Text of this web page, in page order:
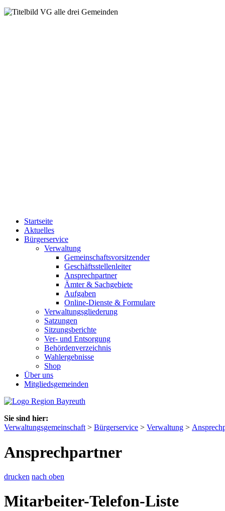
Startseite
Aktuelles
Bürgerservice
Verwaltung
Gemeinschaftsvorsitzender
Geschäftsstellenleiter
Ansprechpartner
Ämter & Sachgebiete
Aufgaben
Online-Dienste & Formulare
Verwaltungsgliederung
Satzungen
Sitzungsberichte
Ver- und Entsorgung
Behördenverzeichnis
Wahlergebnisse
Shop
Über uns
Mitgliedsgemeinden
Sie sind hier:
Verwaltungsgemeinschaft > Bürgerservice > Verwaltung >
Ansprechpartner
drucken nach oben
Mitarbeiter-Telefon-Liste